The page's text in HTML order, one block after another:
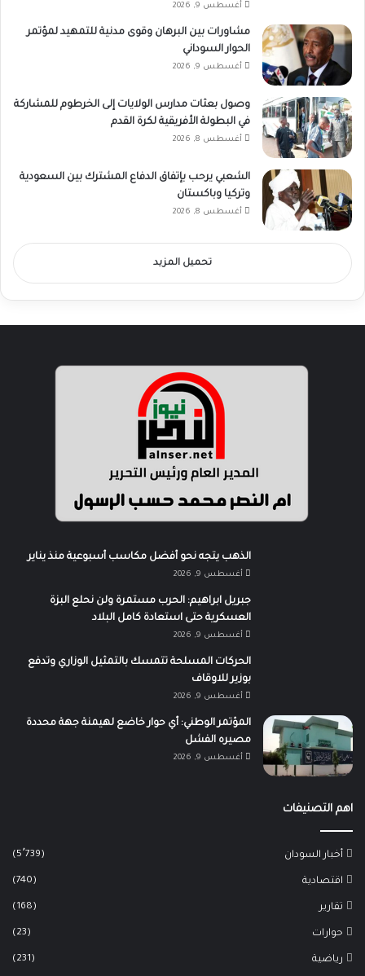
أغسطس 9, 2026
مشاورات بين البرهان وقوى مدنية للتمهيد لمؤتمر
الحوار السوداني
أغسطس 9, 2026
وصول بعثات مدارس الولايات إلى الخرطوم للمشاركة
في البطولة الأفريقية لكرة القدم
أغسطس 8, 2026
الشعبي يرحب بإتفاق الدفاع المشترك بين السعودية
وتركيا وباكستان
أغسطس 8, 2026
تحميل المزيد
الذهب يتجه نحو أفضل مكاسب أسبوعية منذ يناير
أغسطس 9, 2026
جبريل ابراهيم: الحرب مستمرة ولن نحلع البزة
العسكرية حتى استعادة كامل البلاد
أغسطس 9, 2026
الحركات المسلحة تتمسك بالتمثيل الوزاري وتدفع
بوزير للاوقاف
أغسطس 9, 2026
المؤتمر الوطني: أي حوار خاضع لهيمنة جهة محددة
مصيره الفشل
أغسطس 9, 2026
اهم التصنيفات
أخبار السودان (5٬739)
اقتصادية (740)
تقارير (168)
حوارات (23)
رياضية (231)